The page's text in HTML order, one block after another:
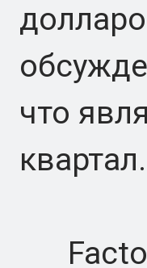
что
квартал.